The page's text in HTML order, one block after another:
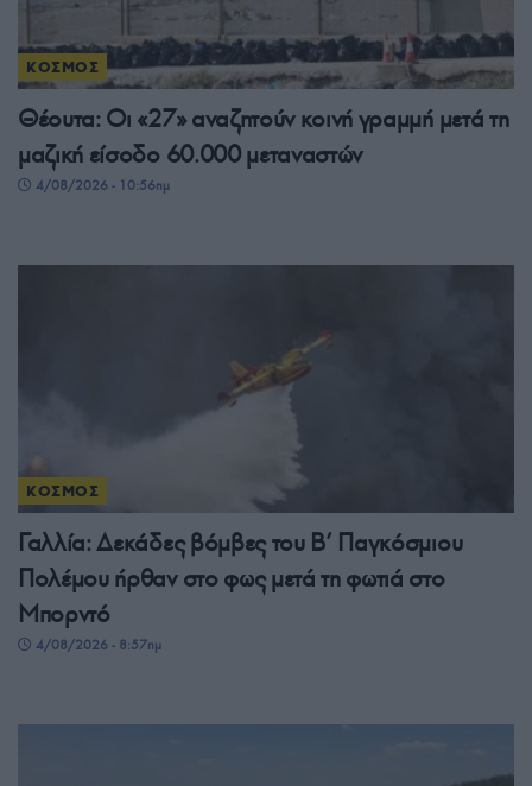
ΚΟΣΜΟΣ
Θέουτα: Οι «27» αναζητούν κοινή γραμμή μετά τη
μαζική είσοδο 60.000 μεταναστών
4/08/2026 - 10:56πμ
ΚΟΣΜΟΣ
Γαλλία: Δεκάδες βόμβες του Β’ Παγκόσμιου
Πολέμου ήρθαν στο φως μετά τη φωτιά στο
Μπορντό
4/08/2026 - 8:57πμ